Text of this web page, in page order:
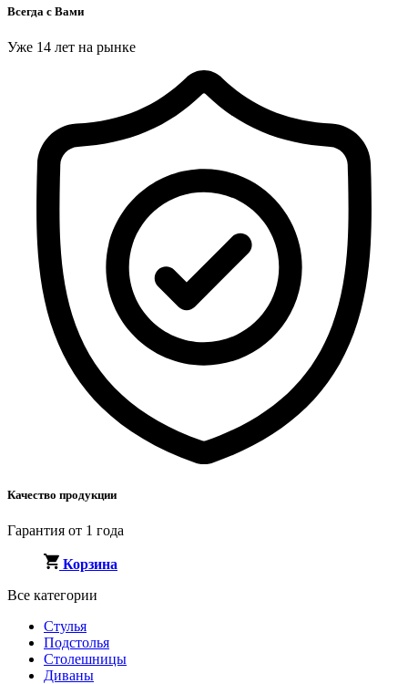
Всегда с Вами
Уже 14 лет на рынке
Качество продукции
Гарантия от 1 года
Корзина
Все категории
Стулья
Подстолья
Столешницы
Диваны